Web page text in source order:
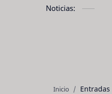
Noticias:
Inicio Entradas